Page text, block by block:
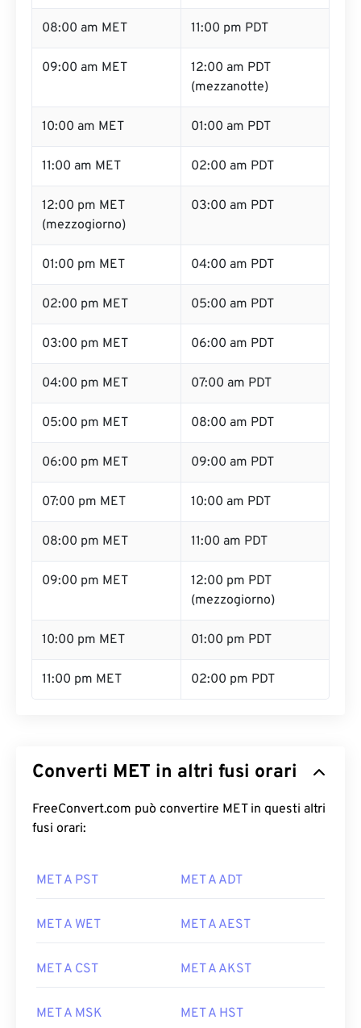
08:00 am MET 11:00 pm PDT
09:00 am MET
12:00 am PDT
(mezzanotte)
10:00 am MET 01:00 am PDT
11:00 am MET 02:00 am PDT
12:00 pm MET
(mezzogiorno)
03:00 am PDT
01:00 pm MET 04:00 am PDT
02:00 pm MET 05:00 am PDT
03:00 pm MET 06:00 am PDT
04:00 pm MET 07:00 am PDT
05:00 pm MET 08:00 am PDT
06:00 pm MET 09:00 am PDT
07:00 pm MET 10:00 am PDT
08:00 pm MET 11:00 am PDT
09:00 pm MET
12:00 pm PDT
(mezzogiorno)
10:00 pm MET 01:00 pm PDT
11:00 pm MET 02:00 pm PDT
Converti MET in altri fusi orari
FreeConvert.com può convertire MET in questi altri
fusi orari:
MET A PST MET A ADT
MET A WET MET A AEST
MET A CST MET A AKST
MET A MSK MET A HST